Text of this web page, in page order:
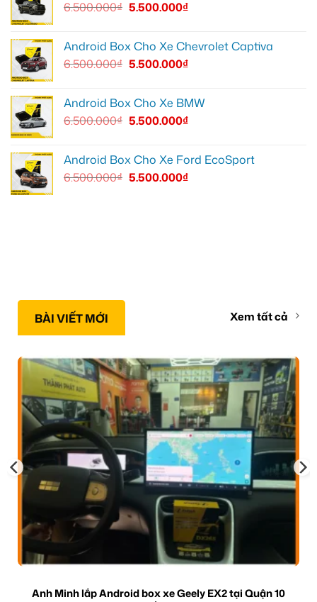
6.500.000₫ 5.500.000₫
Android Box Cho Xe Chevrolet Captiva
6.500.000₫ 5.500.000₫
Android Box Cho Xe BMW
6.500.000₫ 5.500.000₫
Android Box Cho Xe Ford EcoSport
6.500.000₫ 5.500.000₫
BÀI VIẾT MỚI Xem tất cả
Anh Minh lắp Android box xe Geely EX2 tại Quận 10